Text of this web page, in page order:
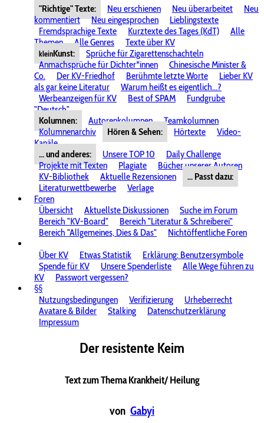
"Richtige" Texte:
Neu erschienen Neu überarbeitet
Neu
kommentiert
Neu eingesprochen
Lieblingstexte
Fremdsprachige Texte
Kurztexte des Tages (KdT)
Alle
Themen
Alle Genres Texte über KV
kleinKunst:
Sprüche für Zigarettenschachteln
Anmachsprüche für Dichter*innen
Chinesische Minister &
Co.
Der KV-Friedhof Berühmte letzte Worte
Lieber KV
als gar keine Literatur
Warum heißt es eigentlich...?
Werbeanzeigen für KV
Best of SPAM
Fundgrube
"Deutsch"
Kolumnen:
Autorenkolumnen
Teamkolumnen
Kolumnenarchiv
Hören & Sehen: Hörtexte
Video-
Kanäle
... und anderes:
Unsere TOP 10
Daily Challenge
Projekte mit Texten
Plagiate
Bücher unserer Autoren
KV-Bibliothek
Aktuelle Rezensionen
... Passt dazu:
Literaturwettbewerbe
Verlage
Foren
Übersicht
Aktuellste Diskussionen
Suche im Forum
Bereich "KV-Board"
Bereich "Literatur & Schreiberei"
Bereich "Allgemeines, Dies & Das"
Nichtöffentliche Foren
Über KV
Etwas Statistik
Erklärung: Benutzersymbole
Spende für KV
Unsere Spenderliste
Alle Wege führen zu
KV
Passwort vergessen?
§§
Nutzungsbedingungen
Verifizierung
Urheberrecht
Avatare & Bilder
Stalking
Datenschutzerklärung
Impressum
Der resistente Keim
Text zum Thema Krankheit/ Heilung
von Gabyi